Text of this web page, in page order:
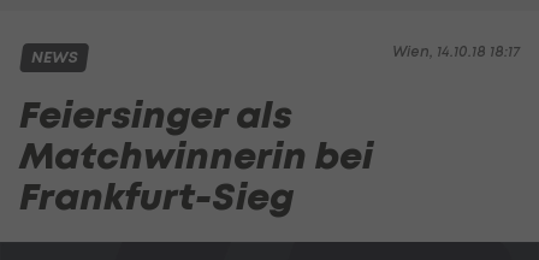
Wien, 14.10.18 18:17
NEWS
Feiersinger als
Matchwinnerin bei
Frankfurt-Sieg